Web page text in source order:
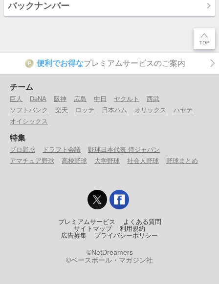
バックナンバー
P 便利でお得なプレミアムサービスのご案内
チーム
巨人 DeNA 阪神 広島 中日 ヤクルト
西武
ソフトバンク
楽天 ロッテ 日本ハム オリックス
ハヤテ
オイシックス
特集
プロ野球 ドラフト会議
野球日本代表 侍ジャパン
アマチュア野球
高校野球 大学野球 社会人野球 野球まとめ
プレミアムサービス
よくある質問
サイトマップ
利用規約
広告募集
プライバシーポリシー
©NetDreamers
©ベースボール・マガジン社